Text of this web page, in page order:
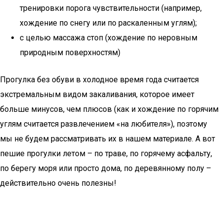
тренировки порога чувствительности (например,
хождение по снегу или по раскаленным углям);
с целью массажа стоп (хождение по неровным
природным поверхностям)
Прогулка без обуви в холодное время года считается
экстремальным видом закаливания, которое имеет
больше минусов, чем плюсов (как и хождение по горячим
углям считается развлечением «на любителя»), поэтому
мы не будем рассматривать их в нашем материале. А вот
пешие прогулки летом – по траве, по горячему асфальту,
по берегу моря или просто дома, по деревянному полу –
действительно очень полезны!